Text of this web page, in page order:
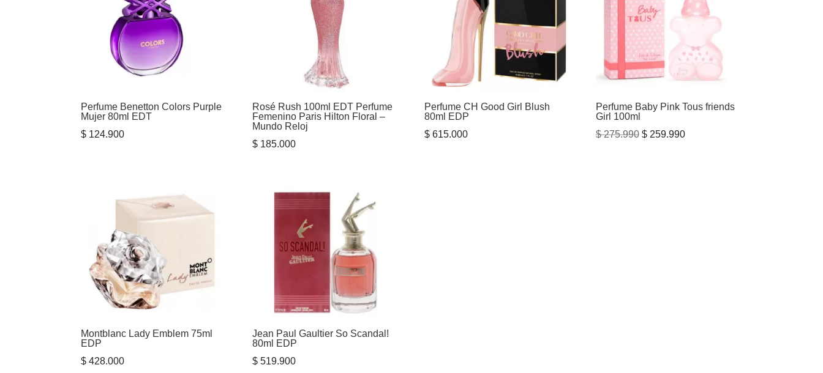
Perfume Benetton Colors Purple
Mujer 80ml EDT
$ 124.900
Rosé Rush 100ml EDT Perfume
Femenino Paris Hilton Floral –
Mundo Reloj
$ 185.000
Perfume CH Good Girl Blush
80ml EDP
$615.000
Perfume Baby Pink Tous friends
Girl 100ml
$275.990 El
$259.990El
Montblanc Lady Emblem 75ml
EDP
$ 428.000
Jean Paul Gaultier So Scandal!
80ml EDP
$ 519.900